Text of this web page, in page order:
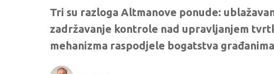
Tri su razloga Altmanove ponude:
zadržavanje kontrole nad upravljanjem
mehanizma raspodjele bogatstva građanima